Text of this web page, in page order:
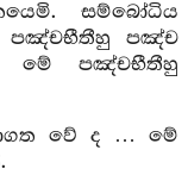
සම්බෝධිය
පඤ්චභීතීහු පඤ්ච
පඤ්චභීතීහු
වේ ද … මේ